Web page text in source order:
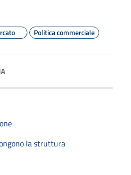
Politica commerciale
la struttura